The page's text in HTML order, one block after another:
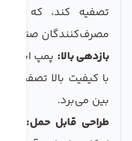
تصفیه کند، که آن
مصرف‌کنندگان صنعتی
بازدهی بالا: پمپ
با کیفیت بالا تصفیه
بین می‌برد.
طراحی قابل حمل: